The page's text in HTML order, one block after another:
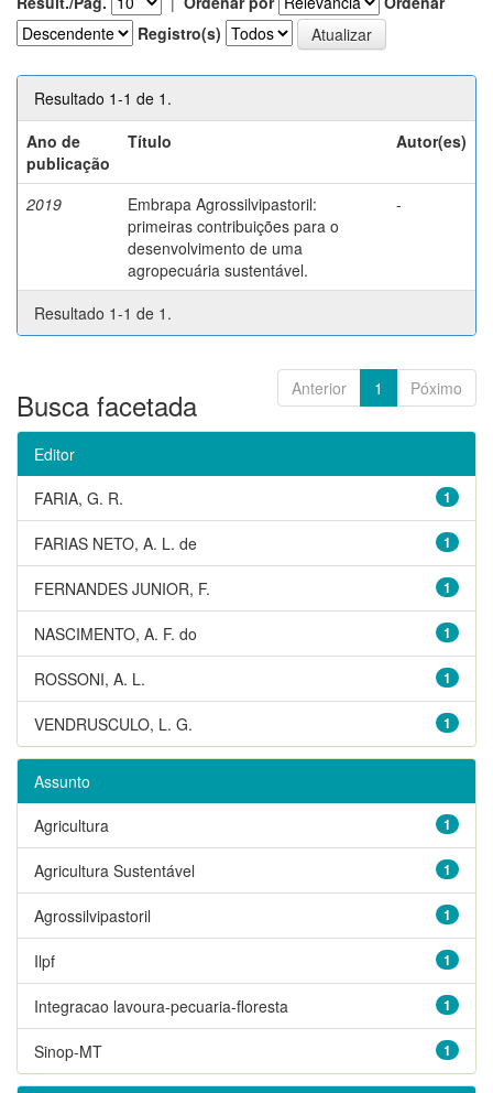
Registro(s)
Resultado 1-1 de 1.
Ano de
publicação
Título Autor(es)
2019
Embrapa Agrossilvipastoril:
primeiras contribuições para o
desenvolvimento de uma
agropecuária sustentável.
-
Resultado 1-1 de 1.
Anterior 1 Póximo
Busca facetada
Editor
1
FARIA, G. R.
1
FARIAS NETO, A. L. de
1
FERNANDES JUNIOR, F.
1
NASCIMENTO, A. F. do
1
ROSSONI, A. L.
1
VENDRUSCULO, L. G.
Assunto
1
Agricultura
1
Agricultura Sustentável
1
Agrossilvipastoril
1
Ilpf
1
Integracao lavoura-pecuaria-floresta
1
Sinop-MT